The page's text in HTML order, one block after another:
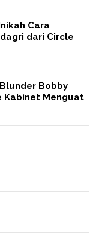
Cara
dari Circle
Bobby
Kabinet Menguat